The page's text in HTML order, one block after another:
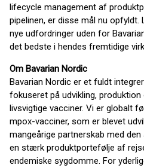
lifecycle management af
pipelinen, er disse mål nu opfyldt.
nye udfordringer uden for
det bedste i hendes fremtidige
Om Bavarian Nordic
Bavarian Nordic er et fuldt
fokuseret på udvikling,
livsvigtige vacciner. Vi er globalt
mpox-vacciner, som er blevet
mangeårige partnerskab med
en stærk produktportefølje af
endemiske sygdomme. For